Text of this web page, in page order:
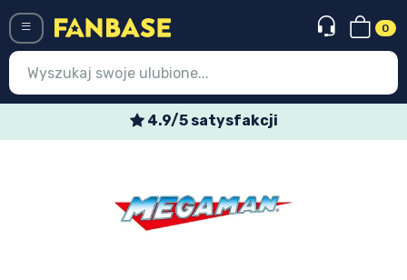
0
4.9/5 satysfakcji
Najnowsze rzeczy